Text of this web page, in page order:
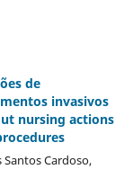
de
invasivos
nursing actions
Santos Cardoso,